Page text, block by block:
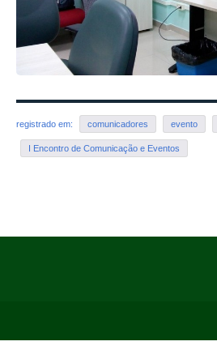
registrado em: comunicadores evento
I Encontro de Comunicação e Eventos